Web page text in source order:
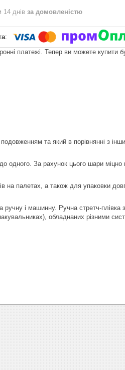
14 днів за домовленістю
платежі. Тепер ви можете купити
та який в порівнянні з
одного. За рахунок цього шари
на палетах, а також для упаковки
і машинну. Ручна стретч-плівка
обладнаних різними